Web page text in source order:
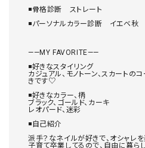
◾️骨格診断　ストレート
◾️パーソナルカラー診断　イエベ秋
——MY FAVORITE——
◾️好きなスタイリング
カジュアル、モノトーン、スカート
きです♡
◾️好きなカラー、柄
ブラック、ゴールド、カーキ
レオパード、迷彩
◾️自己紹介
派手？なネイルが好きで、オシャレ
子育て卒業してるので、自由に暮ら